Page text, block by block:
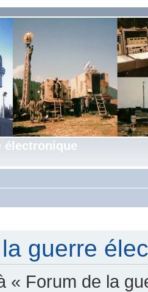
électronique
guerre
« Forum de la